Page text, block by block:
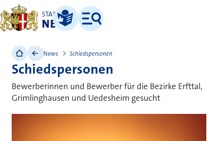
STADT
NEUSS
Leichte Sprache
Menü
News Schiedspersonen
Schiedspersonen
Bewerberinnen und Bewerber für die Bezirke Erfttal,
Grimlinghausen und Uedesheim gesucht